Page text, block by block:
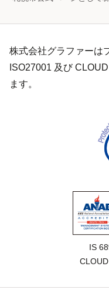
株式会社グラファーは
ISO27001 及び
ます。
IS